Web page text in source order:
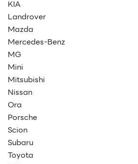
KIA
Landrover
Mazda
Mercedes-Benz
MG
Mini
Mitsubishi
Nissan
Ora
Porsche
Scion
Subaru
Toyota